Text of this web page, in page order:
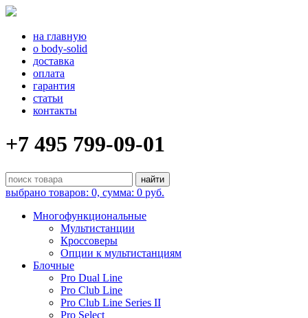
на главную
о body-solid
доставка
оплата
гарантия
статьи
контакты
+7 495 799-09-01
выбрано товаров: 0, сумма: 0 руб.
Многофункциональные
Мультистанции
Кроссоверы
Опции к мультистанциям
Блочные
Pro Dual Line
Pro Club Line
Pro Club Line Series II
Pro Select